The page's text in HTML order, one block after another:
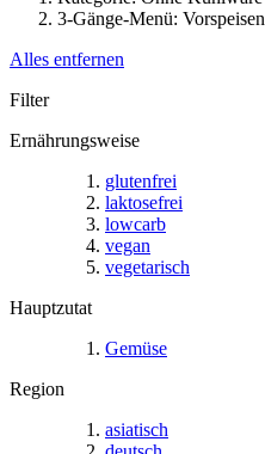
3-Gänge-Menü: Vorspeisen
Alles entfernen
Filter
Ernährungsweise
glutenfrei
laktosefrei
lowcarb
vegan
vegetarisch
Hauptzutat
Gemüse
Region
asiatisch